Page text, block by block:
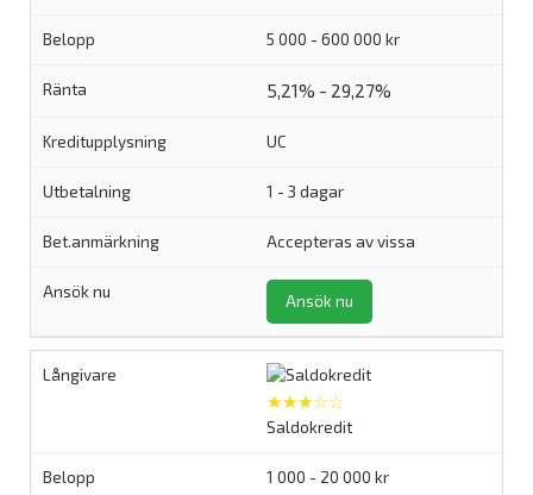
5 000 - 600 000 kr
5,21% - 29,27%
UC
1 - 3 dagar
Accepteras av vissa
Ansök nu
★★★☆☆
Saldokredit
1 000 - 20 000 kr